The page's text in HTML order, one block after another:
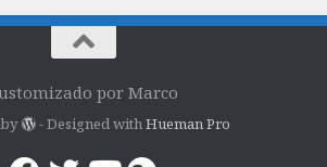
por Marco
- Designed with Hueman Pro